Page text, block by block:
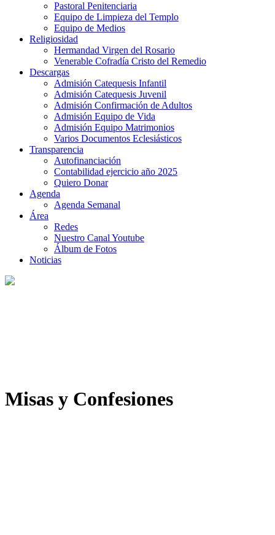
Pastoral Penitenciaria
Equipo de Limpieza del Templo
Equipo de Medios
Religiosidad
Hermandad Virgen del Rosario
Venerable Cofradía Cristo del Remedio
Descargas
Admisión Catequesis Infantil
Admisión Catequesis Juvenil
Admisión Confirmación de Adultos
Admisión Equipo de Vida
Admisión Equipo Matrimonios
Varios Documentos Eclesiásticos
Transparencia
Autofinanciación
Contabilidad ejercicio año 2025
Quiero Donar
Agenda
Agenda Semanal
Área
Redes
Nuestro Canal Youtube
Álbum de Fotos
Noticias
Misas y Confesiones